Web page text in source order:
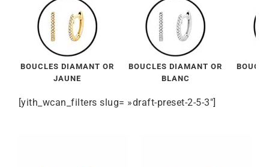
MONTRES
SECONDE MAIN
MARQUES
BOUCLES DIAMANT OR
JAUNE
BOUCLES DIAMANT OR
BLANC
[yith_wcan_filters slug= »draft-preset-2-5-3″]